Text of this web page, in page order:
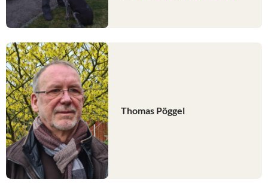
Thomas Pöggel